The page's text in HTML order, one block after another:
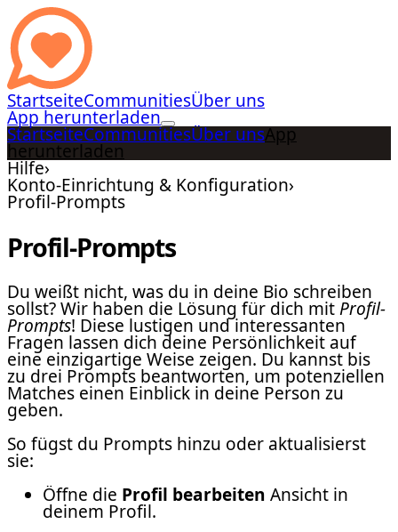
StartseiteCommunitiesÜber uns
App herunterladen
StartseiteCommunitiesÜber unsApp
herunterladen
Hilfe›
Konto-Einrichtung & Konfiguration›
Profil-Prompts
Profil-Prompts
Du weißt nicht, was du in deine Bio schreiben
sollst? Wir haben die Lösung für dich mitProfil-
Prompts! Diese lustigen und interessanten
Fragen lassen dich deine Persönlichkeit auf
eine einzigartige Weise zeigen. Du kannst bis
zu drei Prompts beantworten, um potenziellen
Matches einen Einblick in deine Person zu
geben.
So fügst du Prompts hinzu oder aktualisierst
sie:
Öffne die Profil bearbeiten Ansicht in
deinem Profil.